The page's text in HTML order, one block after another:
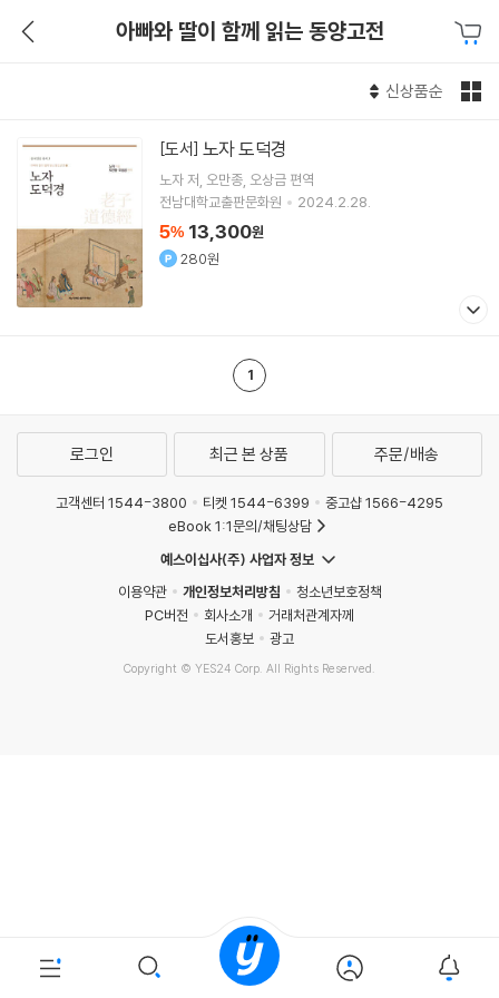
아빠와 딸이 함께 읽는 동양고전
신상품순
[도서] 노자 도덕경
노자저 오만종 오상금 편역
전남대학교출판문화원
2024.2.28.
5% 13,300원
280원
1
로그인 최근 본 상품 주문/배송
고객센터 1544-3800 티켓 1544-6399
중고샵 1566-4295
eBook 1:1문의/채팅상담
예스이십사(주) 사업자 정보
이용약관
개인정보처리방침
청소년보호정책
PC버전
회사소개
거래처관계자께
도서홍보
광고
Copyright © YES24 Corp. All Rights Reserved.